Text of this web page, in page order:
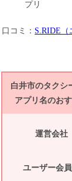
口コミ： S.RIDE（
白井市のタクシ
アプリ名のお
運営会社
ユーザー会